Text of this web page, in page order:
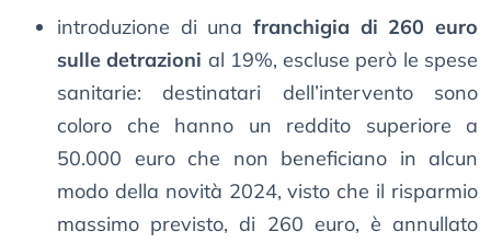
introduzione di una franchigia di 260 euro
sulle detrazioni al 19%, escluse però le spese
sanitarie: destinatari dell’intervento sono
coloro che hanno un reddito superiore a
50.000 euro che non beneficiano in alcun
modo della novità 2024, visto che il risparmio
massimo previsto, di 260 euro, è annullato